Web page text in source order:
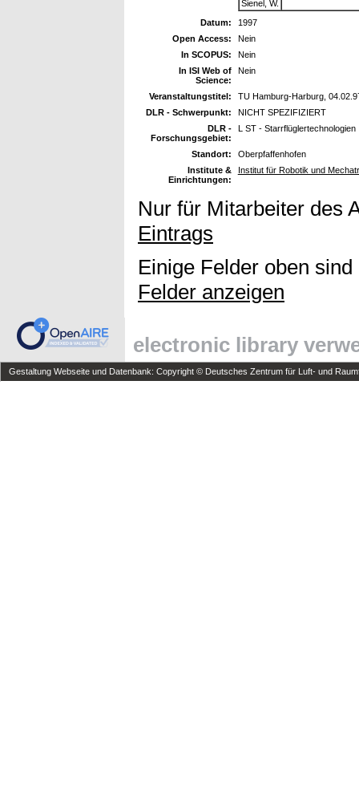
Sienel, W.
Datum:
1997
Open Access:
Nein
In SCOPUS:
Nein
In ISI Web of
Science:
Nein
Veranstaltungstitel:
TU Hamburg-Harburg,
DLR - Schwerpunkt:
NICHT SPEZIFIZIERT
DLR -
Forschungsgebiet:
L ST - Starrflüglertechnologien
Standort:
Oberpfaffenhofen
Institute &
Einrichtungen:
Institut für Robotik und
Nur für Mitarbeiter des
Eintrags
Einige Felder oben
Felder anzeigen
electronic library
Gestaltung Webseite und Datenbank: Copyright © Deutsches Zentrum für Luft- und